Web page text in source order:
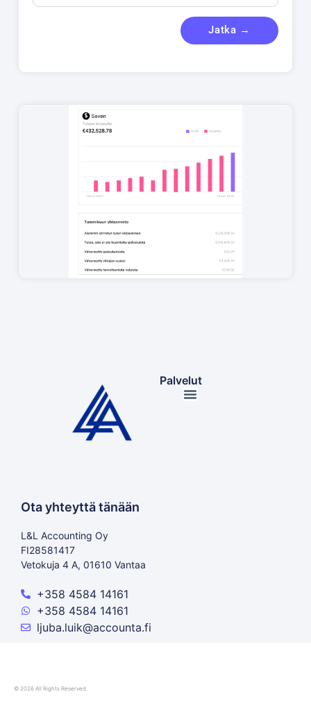
Jatka →
Palvelut
Ota yhteyttä tänään
L&L Accounting Oy
FI28581417
Vetokuja 4 A, 01610 Vantaa
+358 4584 14161
+358 4584 14161
ljuba.luik@accounta.fi
© 2026 All Rights Reserved.